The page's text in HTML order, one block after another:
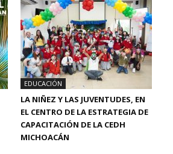
EDUCACIÓN
LA NIÑEZ Y LAS JUVENTUDES, EN
EL CENTRO DE LA ESTRATEGIA DE
CAPACITACIÓN DE LA CEDH
MICHOACÁN